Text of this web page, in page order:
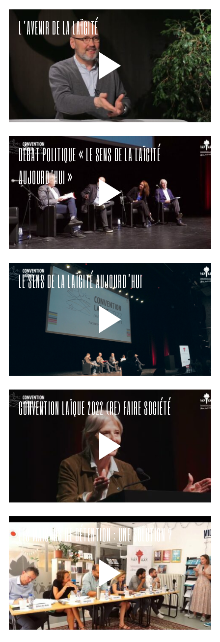
L’AVENIR DE LA LAÏCITÉ
DÉBAT POLITIQUE « LE SENS DE LA LAÏCITÉ
AUJOURD’HUI »
LE SENS DE LA LAÏCITÉ AUJOURD’HUI
CONVENTION LAÏQUE 2022 (RE) FAIRE SOCIÉTÉ
LES MAISONS DE DÉTENTION : UNE SOLUTION ?